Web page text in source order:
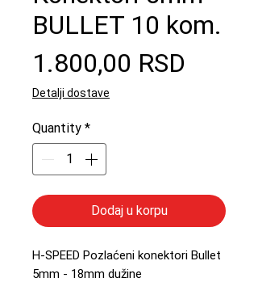
BULLET 10 kom.
1.800,00 RSD
Detalji dostave
Quantity *
Dodaj u korpu
H-SPEED Pozlaćeni konektori Bullet
5mm - 18mm dužine